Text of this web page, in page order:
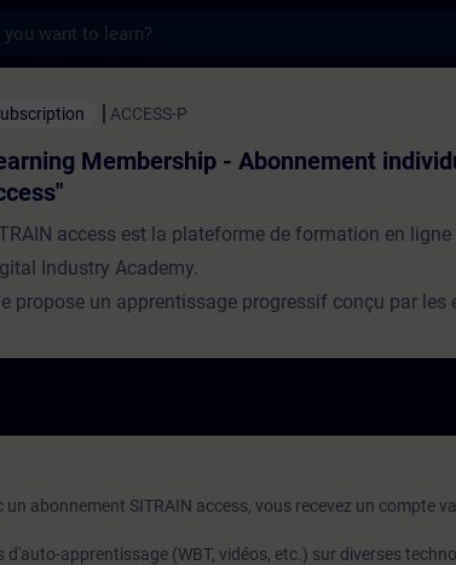
- Abonnement individuel
ACCESS-P
Membership - Abonnement
access est la plateforme de formation en ligne
Industry Academy.
propose un apprentissage progressif conçu par les
numériques exclusifs et ainsi améliorez vos
abonnement est valable 12 mois.
abonnement SITRAIN access, vous recevez un compte
apprentissage (WBT, vidéos, etc.) sur diverses